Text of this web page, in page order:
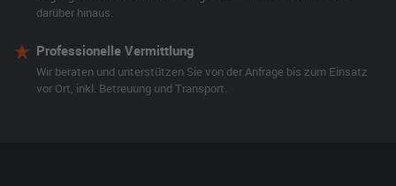
darüber hinaus.
Professionelle Vermittlung
Wir beraten und unterstützen Sie von der Anfrage bis zum Einsatz
vor Ort, inkl. Betreuung und Transport.